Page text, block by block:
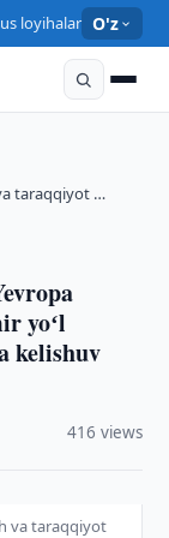
loyihalar O'z
taraqqiyot …
yoʻl
kelishuv
416 views
va taraqqiyot